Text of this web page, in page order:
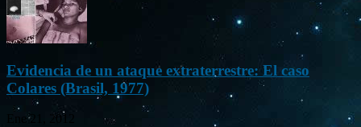
Evidencia de un ataque extraterrestre: El caso
Colares (Brasil, 1977)
Ene 21, 2012